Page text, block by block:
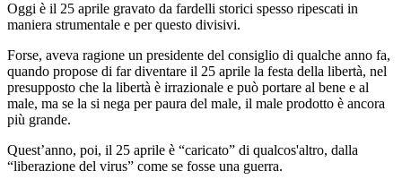
Oggi è il 25 aprile gravato da fardelli storici spesso ripescati in
maniera strumentale e per questo divisivi.
Forse, aveva ragione un presidente del consiglio di qualche anno fa,
quando propose di far diventare il 25 aprile la festa della libertà, nel
presupposto che la libertà è irrazionale e può portare al bene e al
male, ma se la si nega per paura del male, il male prodotto è ancora
più grande.
Quest’anno, poi, il 25 aprile è “caricato” di qualcos'altro, dalla
“liberazione del virus” come se fosse una guerra.